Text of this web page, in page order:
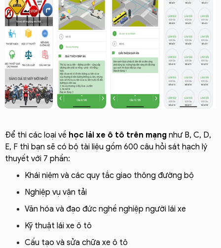
Để thi các loại về học lái xe ô tô trên mạng như B, C, D,
E, F thì bạn sẽ có bộ tài liệu gồm 600 câu hỏi sát hạch lý
thuyết với 7 phần:
Khái niệm và các quy tắc giao thông đường bộ
Nghiệp vụ vận tải
Văn hóa và đạo đức nghề nghiệp người lái xe
Kỹ thuật lái xe ô tô
Cấu tạo và sửa chữa xe ô tô